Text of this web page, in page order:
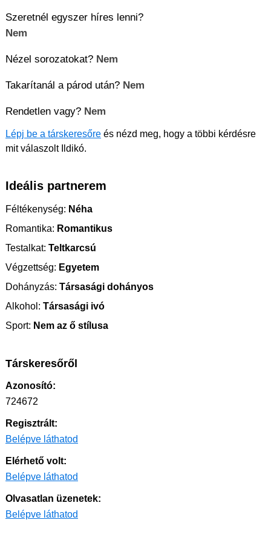
Szeretnél egyszer híres lenni?
Nem
Nézel sorozatokat? Nem
Takarítanál a párod után? Nem
Rendetlen vagy? Nem
Lépj be a társkeresőre és nézd meg, hogy a többi kérdésre
mit válaszolt Ildikó.
Ideális partnerem
Féltékenység: Néha
Romantika: Romantikus
Testalkat: Teltkarcsú
Végzettség: Egyetem
Dohányzás: Társasági dohányos
Alkohol: Társasági ivó
Sport: Nem az ő stílusa
Társkeresőről
Azonosító:
724672
Regisztrált:
Belépve láthatod
Elérhető volt:
Belépve láthatod
Olvasatlan üzenetek:
Belépve láthatod